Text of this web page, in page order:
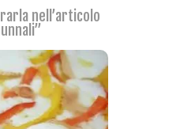
nell’articolo